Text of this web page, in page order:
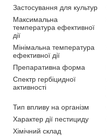
Застосування для культур
Максимальна
температура ефективної
дії
Мінімальна температура
ефективної дії
Препаративна форма
Спектр гербіцидної
активності
Тип впливу на організм
Характер дії пестициду
Хімічний склад